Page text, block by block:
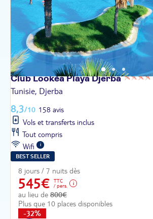
Club Lookéa PlayaDjerba
Tunisie, Djerba
8,3/10 158 avis
Vols et transferts inclus
Tout compris
Wifi
BEST SELLER
8 jours / 7 nuits dès
545€
TTC
/ pers.
au lieu de 800€
Plus que 10 places disponibles
-32%